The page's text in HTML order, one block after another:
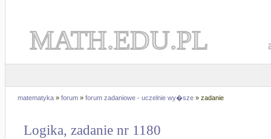
MATH.EDU.PL
matematyka » forum » forum zadaniowe - uczelnie wy�sze » zadanie
Logika, zadanie nr 1180